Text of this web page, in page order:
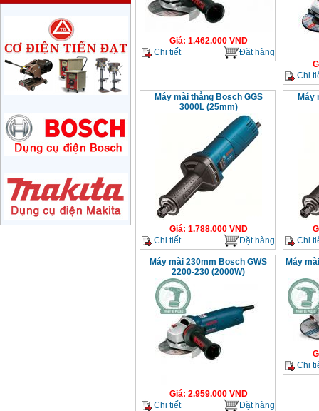
710W
Máy mài 180mm
Bosch GWS 2200-180
(2000W)
Giá:3438000 VND
Makita 9558HN
(840W)
Giá:1587000VND
GA4040 (100mm)
Giá: 2043000 VND
Giá: 1.462.000VND
Chi tiết
Đặt hàng
Chi
Máy mài thẳng Bosch GGS
3000L (25mm)
Giá: 1.788.000VND
Chi tiết
Đặt hàng
Máy
Chi
Máy mài 230mm Bosch GWS
2200-230 (2000W)
Giá: 2.959.000VND
Chi tiết
Đặt hàng
Máy
Chi